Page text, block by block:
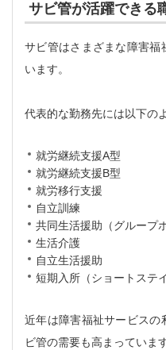
サビ管が活躍できる
サビ管はさまざまな障害福
います。
代表的な勤務先には以下の
就労継続支援A型
就労継続支援B型
就労移行支援
自立訓練
共同生活援助（グループ
生活介護
自立生活援助
短期入所（ショートステイ
近年は障害福祉サービス
ビ管の需要も高まっています